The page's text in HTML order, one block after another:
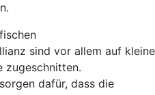
sind vor allem auf kleine
zugeschnitten.
dafür, dass die